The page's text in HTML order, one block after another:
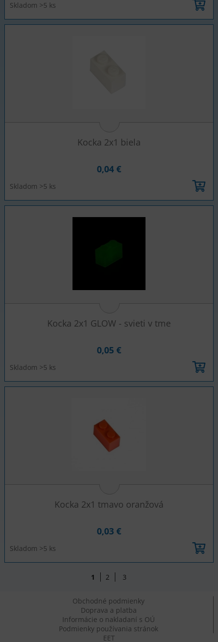
Skladom >5 ks
Kocka 2x1 biela
0,04 €
Skladom >5 ks
Kocka 2x1 GLOW - svieti v tme
0,05 €
Skladom >5 ks
Kocka 2x1 tmavo oranžová
0,03 €
Skladom >5 ks
1 2 3
Obchodné podmienky
Doprava a platba
Informácie o nakladaní s OÚ
Podmienky používania stránok
EET